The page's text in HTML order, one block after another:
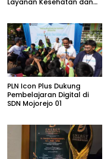
Layanan Kesehatan dan
PLN Icon Plus Dukung
Pembelajaran Digital di
SDN Mojorejo 01